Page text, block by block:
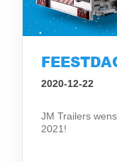
2020-12-22
JM Trailers
2021!